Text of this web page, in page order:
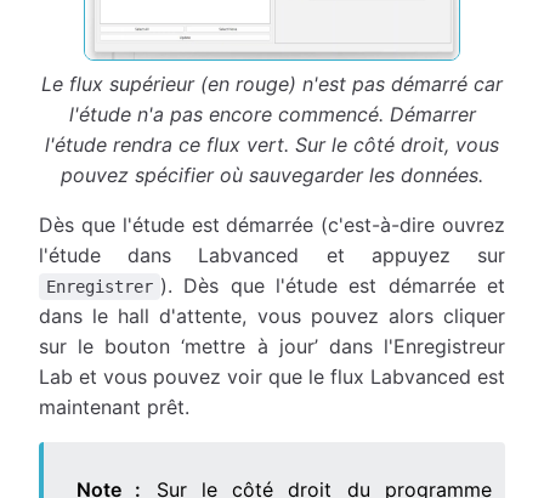
Le flux supérieur (en rouge) n'est pas démarré car
l'étude n'a pas encore commencé. Démarrer
l'étude rendra ce flux vert. Sur le côté droit, vous
pouvez spécifier où sauvegarder les données.
Dès que l'étude est démarrée (c'est-à-dire ouvrez
l'étude dans Labvanced et appuyez sur
Enregistrer ). Dès que l'étude est démarrée et
dans le hall d'attente, vous pouvez alors cliquer
sur le bouton ‘mettre à jour’ dans l'Enregistreur
Lab et vous pouvez voir que le flux Labvanced est
maintenant prêt.
Note : Sur le côté droit du programme